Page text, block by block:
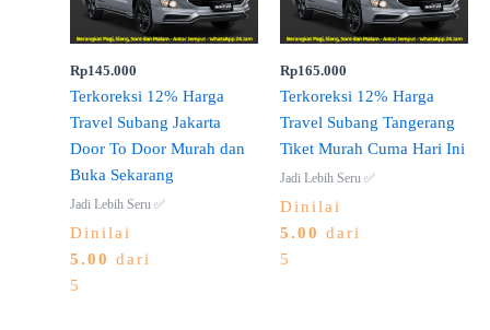
Rp145.000
Terkoreksi 12% Harga
Travel Subang Jakarta
Door To Door Murah dan
Buka Sekarang
Jadi Lebih Seru ✅
Dinilai
5.00 dari
5
Rp165.000
Terkoreksi 12% Harga
Travel Subang Tangerang
Tiket Murah Cuma Hari Ini
Jadi Lebih Seru ✅
Dinilai
5.00 dari
5